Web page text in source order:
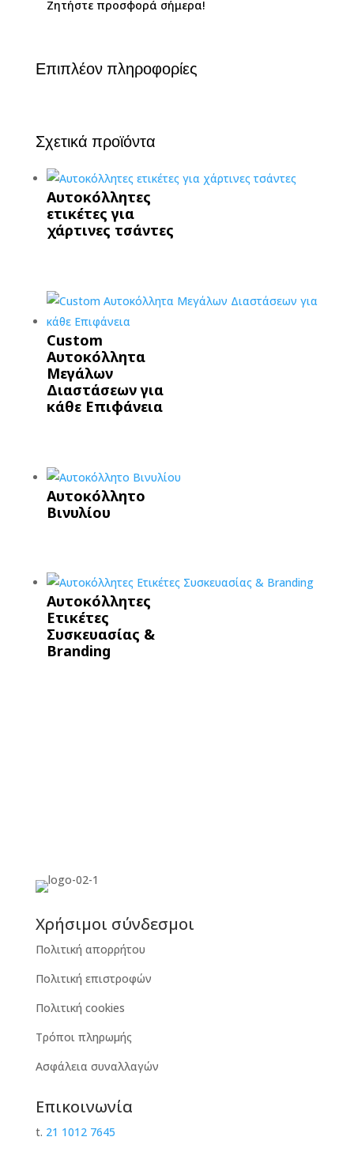
Ζητήστε προσφορά σήμερα!
Επιπλέον πληροφορίες
Σχετικά προϊόντα
Αυτοκόλλητες
ετικέτες για
χάρτινες τσάντες
Custom
Αυτοκόλλητα
Μεγάλων
Διαστάσεων για
κάθε Επιφάνεια
Αυτοκόλλητο
Βινυλίου
Αυτοκόλλητες
Ετικέτες
Συσκευασίας &
Branding
Χρήσιμοι σύνδεσμοι
Πολιτική απορρήτου
Πολιτική επιστροφών
Πολιτική cookies
Τρόποι πληρωμής
Ασφάλεια συναλλαγών
Επικοινωνία
t. 21 1012 7645